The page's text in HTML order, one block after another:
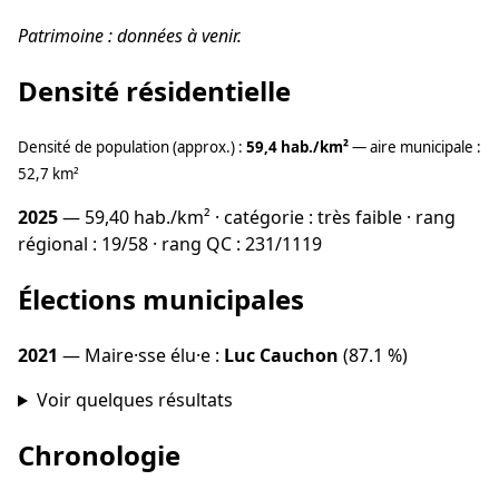
Patrimoine : données à venir.
Densité résidentielle
Densité de population (approx.) : 59,4 hab./km²— aire municipale :
52,7 km²
2025— 59,40 hab./km² · catégorie : très faible · rang
régional : 19/58 · rang QC : 231/1119
Élections municipales
2021 — Maire·sse élu·e : Luc Cauchon (87.1 %)
Voir quelques résultats
Chronologie